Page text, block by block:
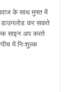
के साथ मुफ्त में
कर सकते
साइन अप करते
में निःशुल्क